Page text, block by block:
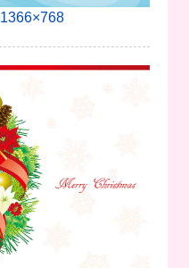
1366×768